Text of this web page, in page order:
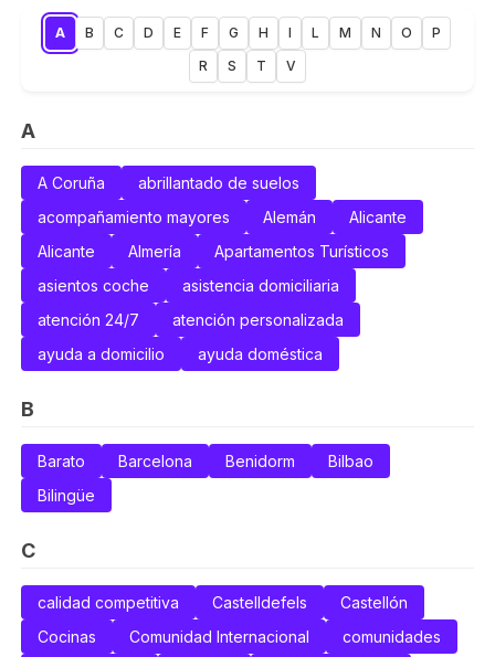
A B C D E F G H I L M N O
P
R
S T V
A
A Coruña
abrillantado de suelos
acompañamiento mayores
Alemán
Alicante
Alicante
Almería
Apartamentos Turísticos
asientos coche
asistencia domiciliaria
atención 24/7
atención personalizada
ayuda a domicilio
ayuda doméstica
B
Barato Barcelona Benidorm
Bilbao
Bilingüe
C
calidad competitiva Castelldefels
Castellón
Cocinas
Comunidad Internacional
comunidades